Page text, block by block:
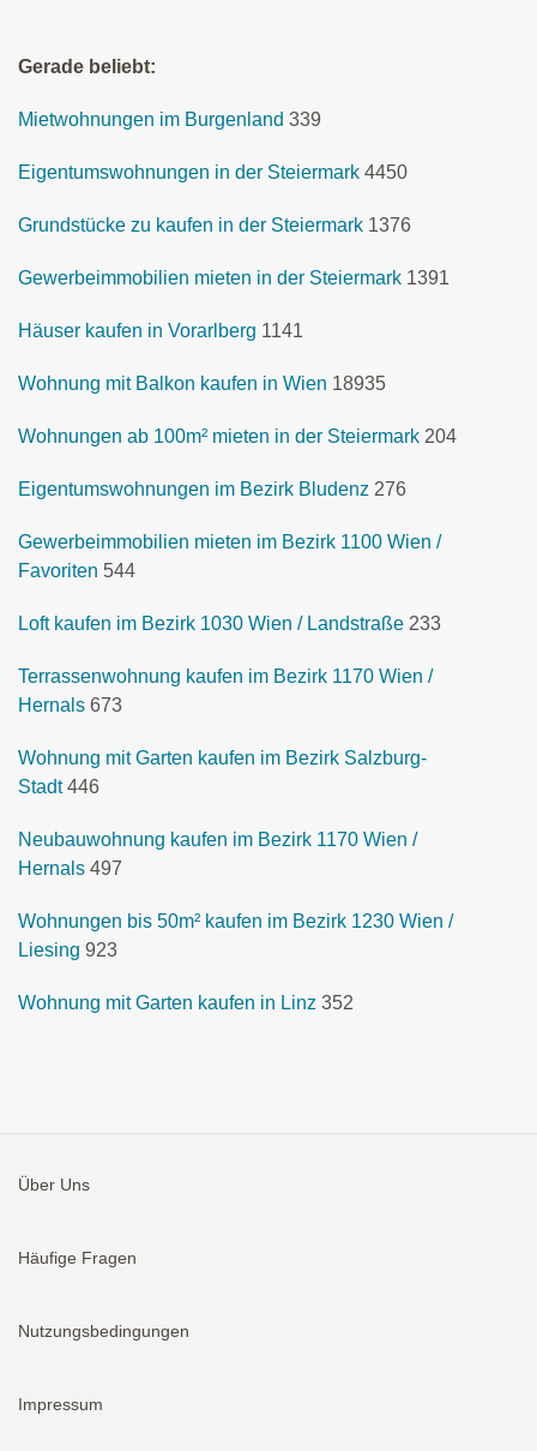
Gerade beliebt:
Mietwohnungen im Burgenland 339
Eigentumswohnungen in der Steiermark 4450
Grundstücke zu kaufen in der Steiermark 1376
Gewerbeimmobilien mieten in der Steiermark 1391
Häuser kaufen in Vorarlberg 1141
Wohnung mit Balkon kaufen in Wien 18935
Wohnungen ab 100m² mieten in der Steiermark 204
Eigentumswohnungen im Bezirk Bludenz 276
Gewerbeimmobilien mieten im Bezirk 1100 Wien /
Favoriten 544
Loft kaufen im Bezirk 1030 Wien / Landstraße 233
Terrassenwohnung kaufen im Bezirk 1170 Wien /
Hernals 673
Wohnung mit Garten kaufen im Bezirk Salzburg-
Stadt 446
Neubauwohnung kaufen im Bezirk 1170 Wien /
Hernals 497
Wohnungen bis 50m² kaufen im Bezirk 1230 Wien /
Liesing 923
Wohnung mit Garten kaufen in Linz 352
Über Uns
Häufige Fragen
Nutzungsbedingungen
Impressum